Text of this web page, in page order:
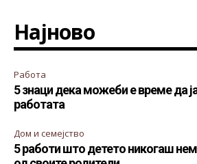
Најново
Работа
5 знаци дека можеби е време да
работата
Дом и семејство
5 работи што детето никогаш